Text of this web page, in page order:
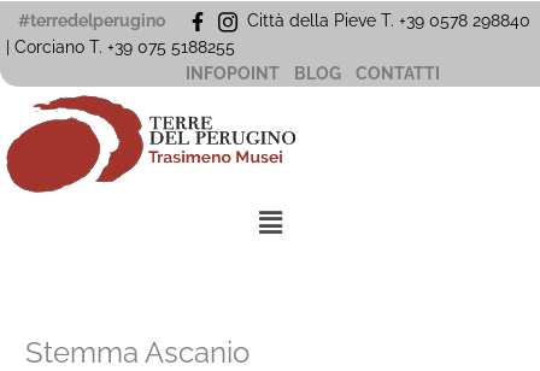
Vai
al
#terredelperugino
Città della Pieve T. +39 0578 298840
| Corciano T. +39 075 5188255
INFOPOINT
BLOG CONTATTI
Menu
Stemma Ascanio